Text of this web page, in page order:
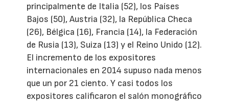
principalmente de Italia (52), los Países
Bajos (50), Austria (32), la República Checa
(26), Bélgica (16), Francia (14), la Federación
de Rusia (13), Suiza (13) y el Reino Unido (12).
El incremento de los expositores
internacionales en 2014 supuso nada menos
que un por 21 ciento. Y casi todos los
expositores calificaron el salón monográfico